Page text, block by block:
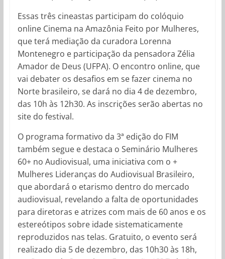
Essas três cineastas participam do colóquio
online Cinema na Amazônia Feito por Mulheres,
que terá mediação da curadora Lorenna
Montenegro e participação da pensadora Zélia
Amador de Deus (UFPA). O encontro online, que
vai debater os desafios em se fazer cinema no
Norte brasileiro, se dará no dia 4 de dezembro,
das 10h às 12h30. As inscrições serão abertas no
site do festival.
O programa formativo da 3ª edição do FIM
também segue e destaca o Seminário Mulheres
60+ no Audiovisual, uma iniciativa com o +
Mulheres Lideranças do Audiovisual Brasileiro,
que abordará o etarismo dentro do mercado
audiovisual, revelando a falta de oportunidades
para diretoras e atrizes com mais de 60 anos e os
estereótipos sobre idade sistematicamente
reproduzidos nas telas. Gratuito, o evento será
realizado dia 5 de dezembro, das 10h30 às 18h,